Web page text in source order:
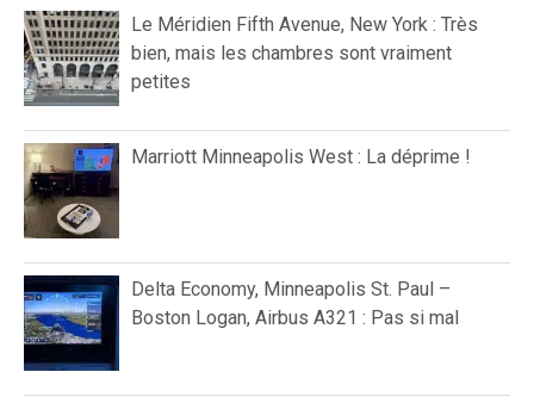
Le Méridien Fifth Avenue, New York : Très
bien, mais les chambres sont vraiment
petites
Marriott Minneapolis West : La déprime !
Delta Economy, Minneapolis St. Paul –
Boston Logan, Airbus A321 : Pas si mal